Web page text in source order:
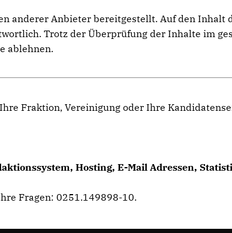
anderer Anbieter bereitgestellt. Auf den Inhalt
Trotz der Überprüfung der Inhalte im
ablehnen.
Fraktion, Vereinigung oder Ihre
Hosting, E-Mail Adressen,
Fragen: 0251.149898-10.